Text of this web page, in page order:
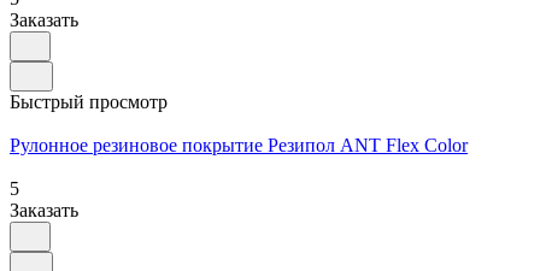
Заказать
Быстрый просмотр
Рулонное резиновое покрытие Резипол АNТ Flex Color
5
Заказать